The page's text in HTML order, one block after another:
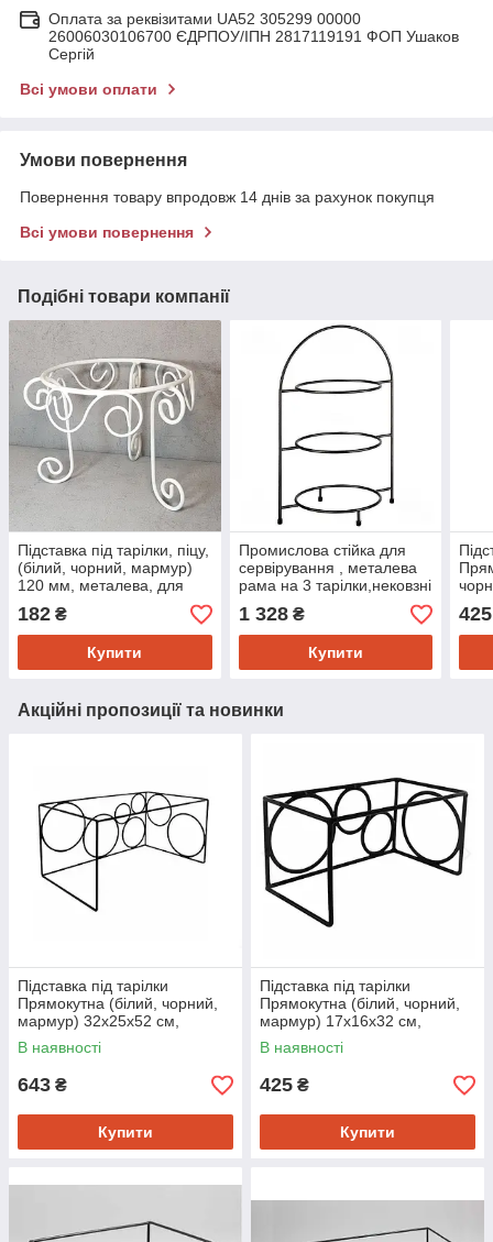
Оплата за реквізитами UA52 305299 00000
26006030106700 ЄДРПОУ/ІПН 2817119191 ФОП Ушаков
Сергій
Всі умови оплати
Умови повернення
Повернення товару впродовж 14 днів за рахунок покупця
Всі умови повернення
Подібні товари компанії
Підставка під тарілки, піцу,
(білий, чорний, мармур)
120 мм, металева, для
сервірування і декору
182 ₴
Купити
Промислова стійка для
сервірування , металева
рама на 3 тарілки,нековзні
ніжки, чорна
1 328₴
Купити
для
425
Акційні пропозиції та новинки
Підставка під тарілки
Прямокутна (білий, чорний,
мармур) 32х25х52 см,
металева, для сервірування і
декору
В наявності
643 ₴
Купити
Підставка під тарілки
Прямокутна (білий, чорний,
мармур) 17х16х32 см,
металева, для сервірування і
декору
В наявності
425 ₴
Купити